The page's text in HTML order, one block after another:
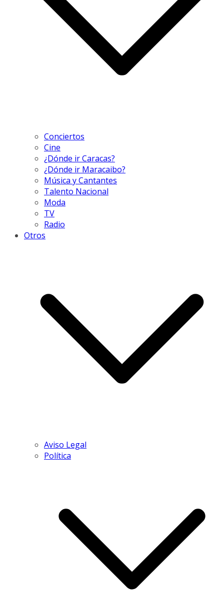
Conciertos
Cine
¿Dónde ir Caracas?
¿Dónde ir Maracaibo?
Música y Cantantes
Talento Nacional
Moda
TV
Radio
Otros
Aviso Legal
Política